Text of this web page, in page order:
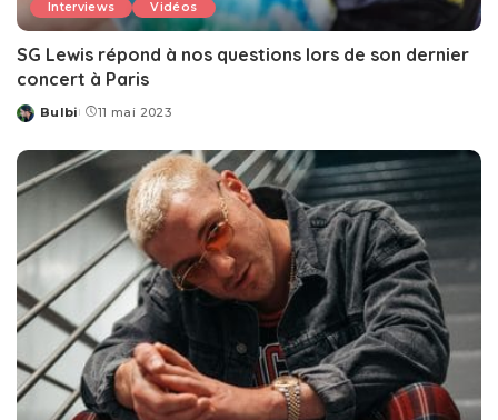
Interviews Vidéos
SG Lewis répond à nos questions lors de son dernier
concert à Paris
Posted
Bulbi 11 mai 2023